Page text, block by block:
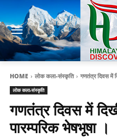
HOME लोक कला-संस्कृति गणतंत्र दिवस में
लोक कला-संस्कृति
गणतंत्र दिवस में
पारम्परिक भेषभूषा ।